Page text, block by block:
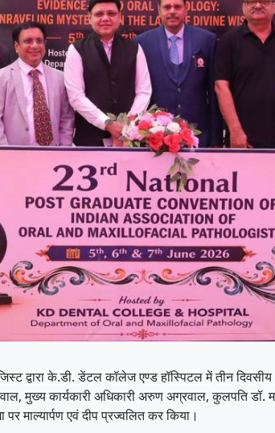
के.डी. डेंटल कॉलेज एण्ड हॉस्पिटल में तीन दिवसीय
मुख्य कार्यकारी अधिकारी अरुण अग्रवाल, कुलपति डॉ.
माल्यार्पण एवं दीप प्रज्वलित कर किया।